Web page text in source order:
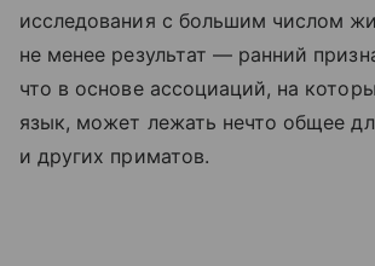
исследования с большим числом
не менее результат — ранний
что в основе ассоциаций, на
язык, может лежать нечто общее
и других приматов.